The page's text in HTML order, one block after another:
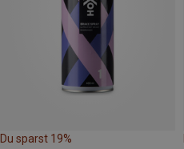
Du sparst 19%